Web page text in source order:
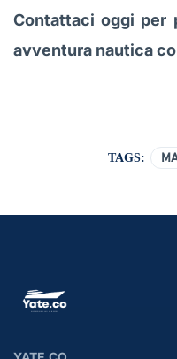
Contattaci oggi per
avventura nautica
TAGS: